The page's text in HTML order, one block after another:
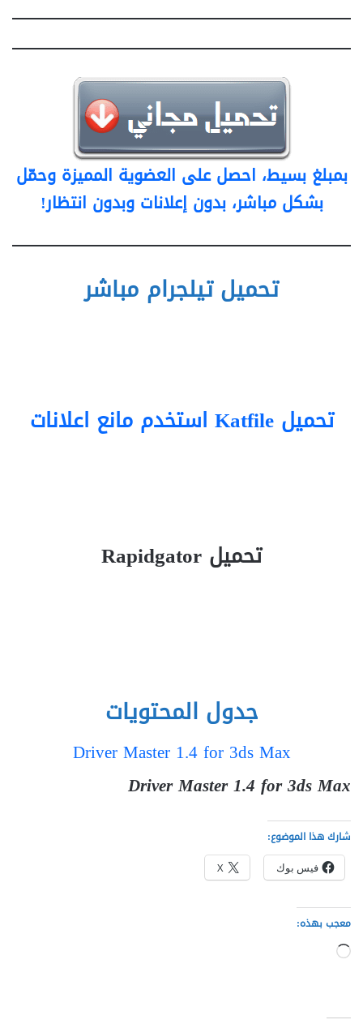
بمبلغ بسيط، احصل على العضوية المميزة وحمّل
بشكل مباشر، بدون إعلانات وبدون انتظار!
تحميل تيلجرام مباشر
تحميل Katfile استخدم مانع اعلانات
تحميل Rapidgator
جدول المحتويات
Driver Master 1.4 for 3ds Max
Driver Master 1.4 for 3ds Max
شارك هذا الموضوع:
فيس بوك X
معجب بهذه:
جاري